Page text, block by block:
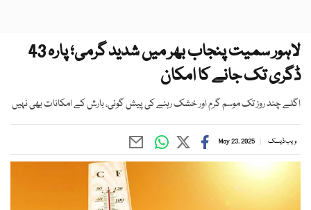
لاہور سمیت پنجاب بھر میں شدید گرمی؛ پارہ 43
ڈگری تک جانے کا امکان
اگلے چند روز تک موسم گرم اور خشک رہنے کی پیش گوئی، بارش کے امکانات بھی نہیں
ویب ڈیسک May 23, 2025